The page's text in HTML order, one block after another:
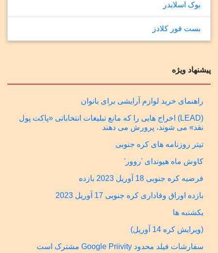
بوک اسلایدر
بست فور کلادز
پیشنهاد ویژه
راهنمای خرید لوازم آرایشی برای بانوان
(LEAD) اخراج هایی را که مانع تبلیغات انتخاباتی «پاکت پول
نقد» می شوند، پرورش می دهند
تیتر روزنامه های کره جنوبی
کاوش ماه هیوندای 'روور'
فرضیه کره جنوبی 18 آوریل 2023 بازده
بازده اوراق وفاداری کره جنوبی 17 آوریل 2023
یکشنبه ها
(ویرایش کره 14 آوریل)
سفارشات فیلد محدود Google Priivity مشترک است